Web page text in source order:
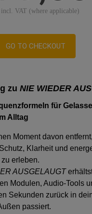
VAT (where applicable)
GO TO CHECKOUT
zu NIE WIEDER
für
Alltag
Moment davon
Klarheit und
erleben.
AUSGELAUGT
Modulen, Audio-Tools
Sekunden zurück in
passiert.